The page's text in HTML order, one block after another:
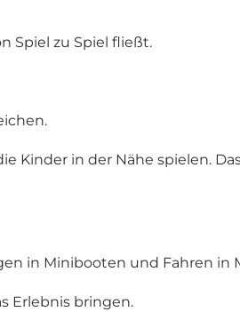
Spiel zu Spiel fließt.
Kinder in der Nähe spielen.
in Minibooten und Fahren in
Erlebnis bringen.